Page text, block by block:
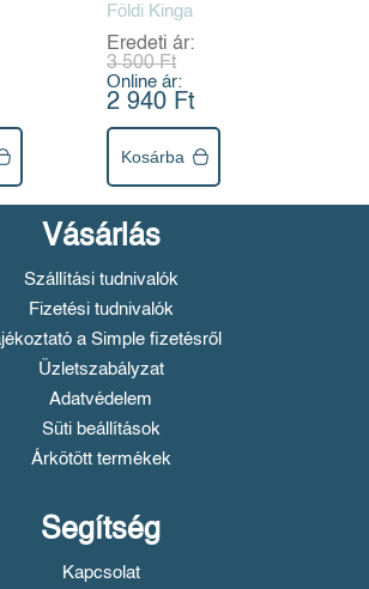
Földi Kinga
Eredeti ár:
3 500 Ft
Online ár:
2 940 Ft
Kosárba
Vásárlás
Szállítási tudnivalók
Fizetési tudnivalók
a Simple fizetésről
Üzletszabályzat
Adatvédelem
Süti beállítások
Árkötött termékek
Segítség
Kapcsolat